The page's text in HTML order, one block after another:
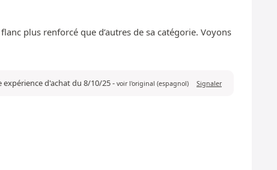
plus renforcé que d’autres de sa catégorie. Voyons
d'achat du 8/10/25- voir l'original (espagnol) Signaler